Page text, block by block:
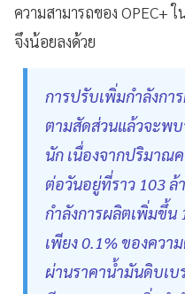
ความสามารถของ OPEC+
จึงน้อยลงด้วย
การปรับเพิ่มกำลังกา
ตามสัดส่วนแล้วจะพ
นัก เนื่องจากปริมาณ
ต่อวันอยู่ที่ราว 103 ล้
กำลังการผลิตเพิ่มขึ้น
เพียง 0.1% ของควา
ผ่านราคาน้ำมันดิบเ